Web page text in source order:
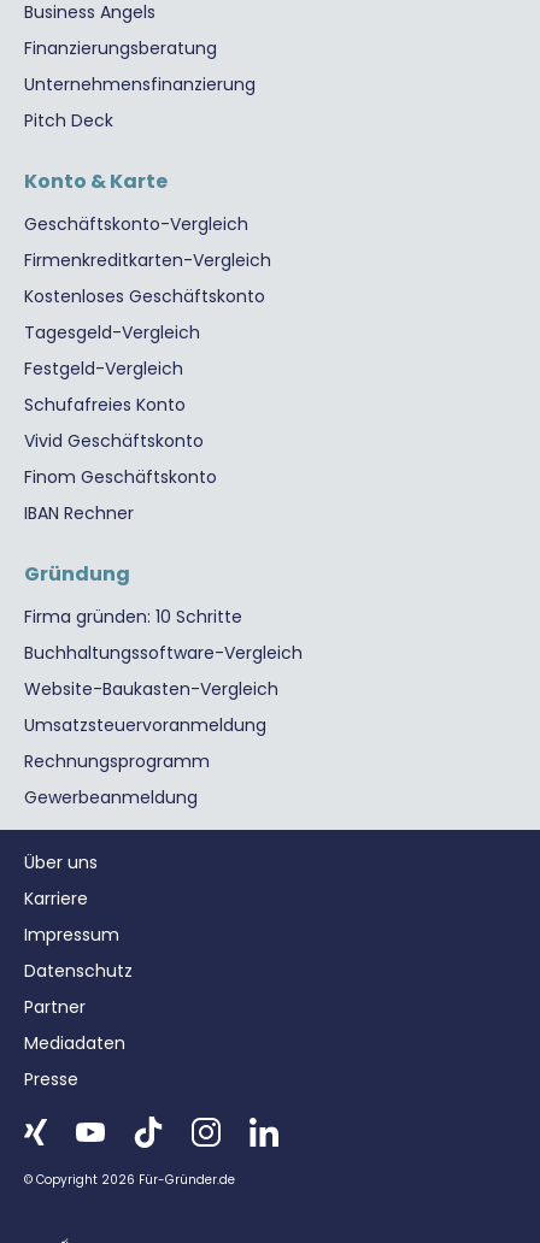
Business Angels
Finanzierungsberatung
Unternehmensfinanzierung
Pitch Deck
Konto & Karte
Geschäftskonto-Vergleich
Firmenkreditkarten-Vergleich
Kostenloses Geschäftskonto
Tagesgeld-Vergleich
Festgeld-Vergleich
Schufafreies Konto
Vivid Geschäftskonto
Finom Geschäftskonto
IBAN Rechner
Gründung
Firma gründen: 10 Schritte
Buchhaltungssoftware-Vergleich
Website-Baukasten-Vergleich
Umsatzsteuervoranmeldung
Rechnungsprogramm
Gewerbeanmeldung
Über uns
Karriere
Impressum
Datenschutz
Partner
Mediadaten
Presse
© Copyright 2026 Für-Gründer.de